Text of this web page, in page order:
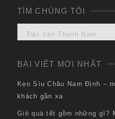
TÌM CHÚNG TÔI
Đặc sản Thành Nam
BÀI VIẾT MỚI NHẤT
Kẹo Sìu Châu Nam Định –
khách gần xa
Giỏ quà tết gồm những gì?